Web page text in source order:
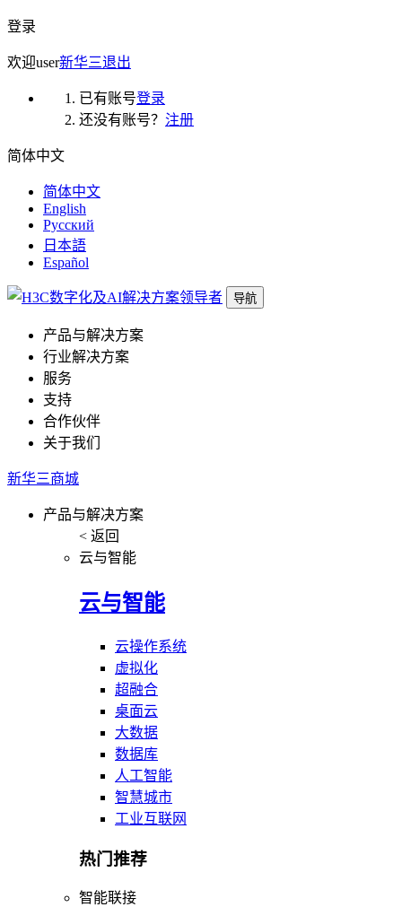
登录
欢迎user新华三退出
已有账号登录
还没有账号？ 注册
简体中文
简体中文
English
Русский
日本語
Español
导航
产品与解决方案
行业解决方案
服务
支持
合作伙伴
关于我们
新华三商城
产品与解决方案
< 返回
云与智能
云与智能
云操作系统
虚拟化
超融合
桌面云
大数据
数据库
人工智能
智慧城市
工业互联网
热门推荐
智能联接